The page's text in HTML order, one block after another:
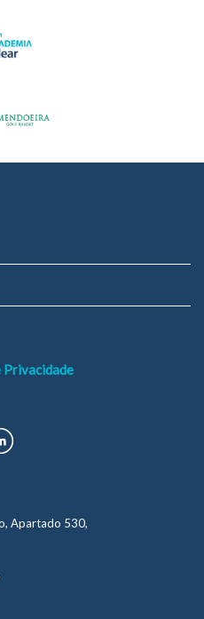
Privacidade
Apartado 530,